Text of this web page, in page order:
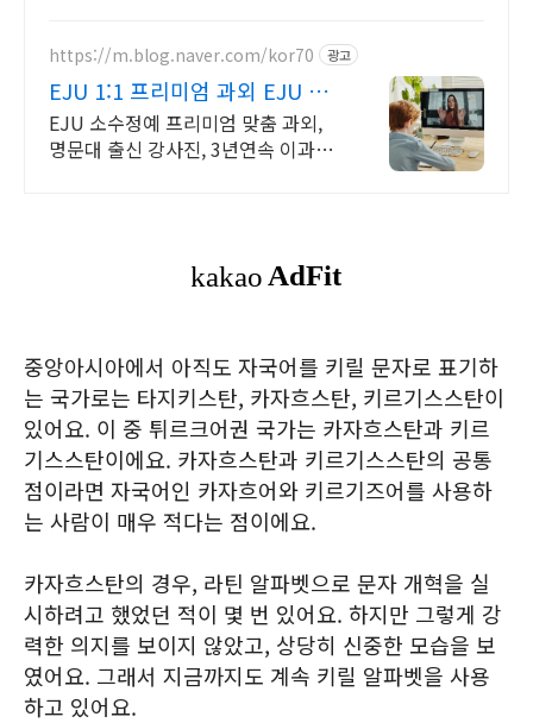
https://m.blog.naver.com/kor70 광고
EJU 1:1 프리미엄 과외 EJU 전
문가들의 밀착 관리
EJU 소수정예 프리미엄 맞춤 과외,
명문대 출신 강사진, 3년연속 이과과
중앙아시아에서 아직도 자국어를 키릴 문자로 표기하
는 국가로는 타지키스탄, 카자흐스탄, 키르기스스탄이
있어요. 이 중 튀르크어권 국가는 카자흐스탄과 키르
기스스탄이에요. 카자흐스탄과 키르기스스탄의 공통
점이라면 자국어인 카자흐어와 키르기즈어를 사용하
는 사람이 매우 적다는 점이에요.
카자흐스탄의 경우, 라틴 알파벳으로 문자 개혁을 실
시하려고 했었던 적이 몇 번 있어요. 하지만 그렇게 강
력한 의지를 보이지 않았고, 상당히 신중한 모습을 보
였어요. 그래서 지금까지도 계속 키릴 알파벳을 사용
하고 있어요.